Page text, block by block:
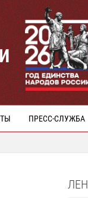
ПРЕСС-СЛУЖБА